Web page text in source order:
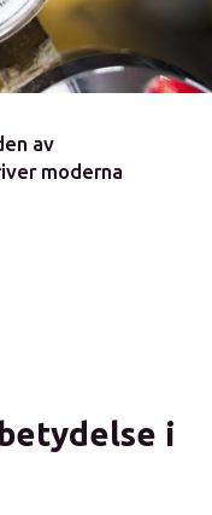
av
moderna
i